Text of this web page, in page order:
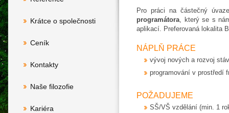
Krátce o společnosti
Ceník
Kontakty
Naše filozofie
Kariéra
Pro práci na částečný
programátora, který se s
aplikací. Preferovaná lokalita
NÁPLŇ PRÁCE
vývoj nových a rozvoj
programování v prostředí
POŽADUJEME
SŠ/VŠ vzdělání (min. 1